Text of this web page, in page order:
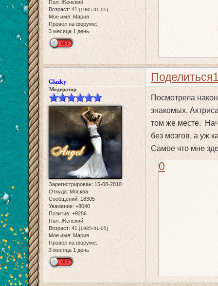
Пол: Женский
Возраст: 41 [1985-01-05]
Мое имя: Мария
Провел на форуме:
3 месяца 1 день
Поделиться
Glazky
Модератор
Зарегистрирован: 15-08-2010
Откуда: Москва
Сообщений: 18305
Уважение: +8040
Позитив: +9256
Пол: Женский
Возраст: 41 [1985-01-05]
Мое имя: Мария
Провел на форуме:
3 месяца 1 день
Посмотрела
знакомых.
том же месте.
без мозгов, а уж
Самое что мне
0